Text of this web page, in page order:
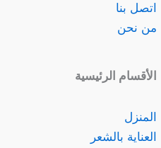
اتصل بنا
من نحن
الأقسام الرئيسية
المنزل
العناية بالشعر